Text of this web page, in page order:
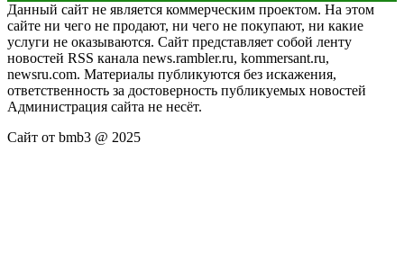
Данный сайт не является коммерческим проектом. На этом
сайте ни чего не продают, ни чего не покупают, ни какие
услуги не оказываются. Сайт представляет собой ленту
новостей RSS канала news.rambler.ru, kommersant.ru,
newsru.com. Материалы публикуются без искажения,
ответственность за достоверность публикуемых новостей
Администрация сайта не несёт.
Сайт от bmb3 @ 2025